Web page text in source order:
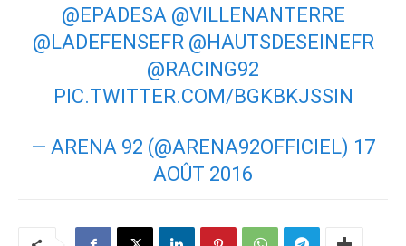
@EPADESA @VILLENANTERRE
@LADEFENSEFR @HAUTSDESEINEFR
@RACING92
PIC.TWITTER.COM/BGKBKJSSIN
— ARENA 92 (@ARENA92OFFICIEL) 17
AOÛT 2016